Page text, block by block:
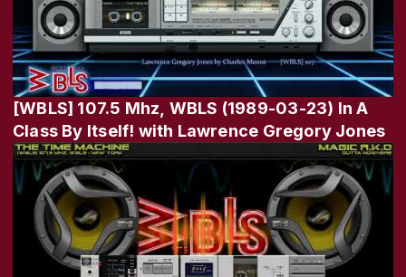
[WBLS] 107.5 Mhz, WBLS (1989-03-23) In A
Class By Itself! with Lawrence Gregory Jones